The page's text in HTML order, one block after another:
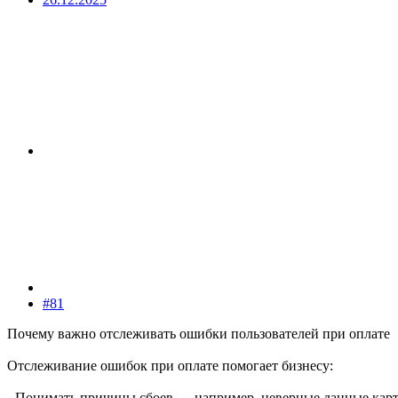
#81
Почему важно отслеживать ошибки пользователей при оплате
Отслеживание ошибок при оплате помогает бизнесу: